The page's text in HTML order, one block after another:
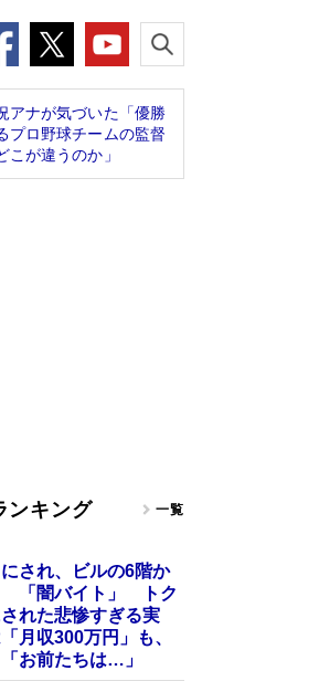
アナが気づいた「優勝
プロ野球チームの監督
こが違うのか」
ンキング 一覧
され、ビルの6階か
「闇バイト」 トク
れた悲惨すぎる実
月収300万円」も、
お前たちは…」